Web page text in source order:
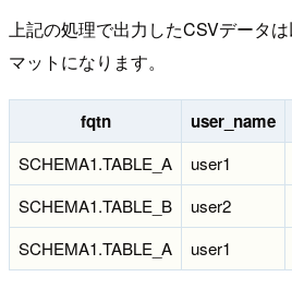
上記の処理で出力したCSVデータ
マットになります。
fqtn user_name
SCHEMA1.TABLE_A user1
SCHEMA1.TABLE_B
user2
SCHEMA1.TABLE_A
user1